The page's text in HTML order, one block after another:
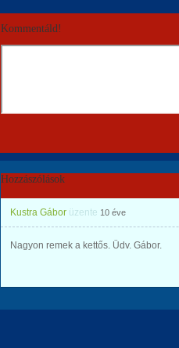
Kommentáld!
Hozzászólások
Kustra Gábor üzente 10 éve
Nagyon remek a kettős. Üdv. Gábor.